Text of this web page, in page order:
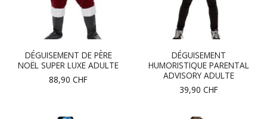
DÉGUISEMENT DE PÈRE
NOËL SUPER LUXE ADULTE
88,90 CHF
DÉGUISEMENT
HUMORISTIQUE PARENTAL
ADVISORY ADULTE
39,90 CHF